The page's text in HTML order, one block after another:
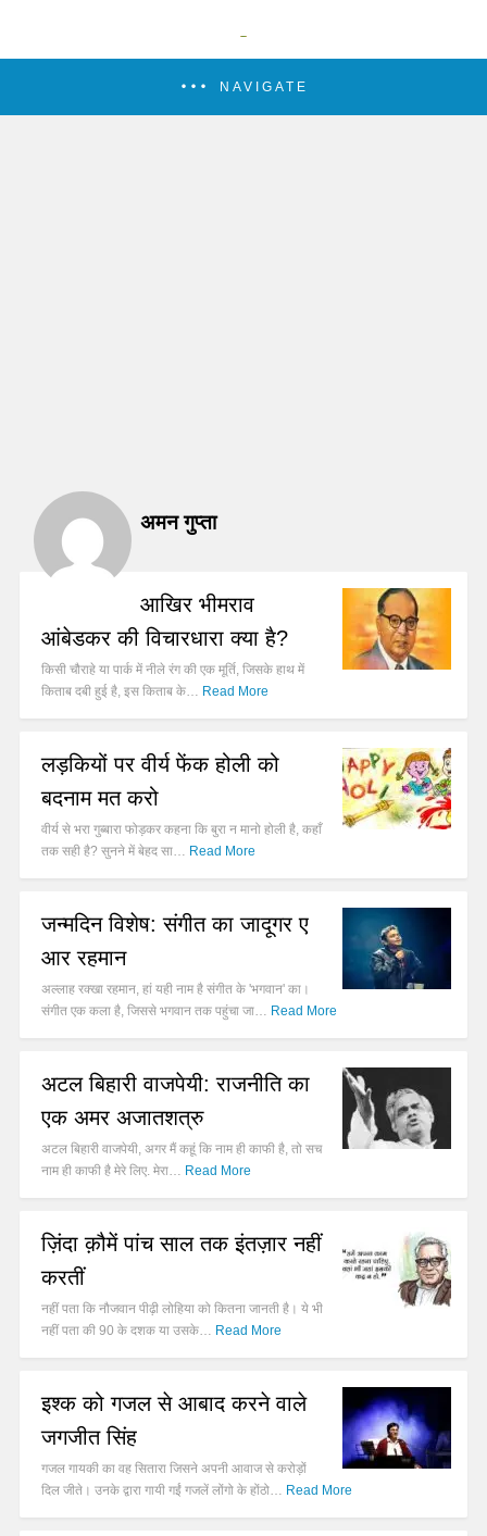
NAVIGATE
अमन गुप्ता
आखिर भीमराव
आंबेडकर की विचारधारा क्या है?
किसी चौराहे या पार्क में नीले रंग की एक मूर्ति, जिसके हाथ में
किताब दबी हुई है, इस किताब के… Read More
लड़कियों पर वीर्य फेंक होली को
बदनाम मत करो
वीर्य से भरा गुब्बारा फोड़कर कहना कि बुरा न मानो होली है, कहाँ
तक सही है? सुनने में बेहद सा… Read More
जन्मदिन विशेष: संगीत का जादूगर ए
आर रहमान
अल्लाह रक्खा रहमान, हां यही नाम है संगीत के 'भगवान' का।
संगीत एक कला है, जिससे भगवान तक पहुंचा जा… Read More
अटल बिहारी वाजपेयी: राजनीति का
एक अमर अजातशत्रु
अटल बिहारी वाजपेयी, अगर मैं कहूं कि नाम ही काफी है, तो सच
नाम ही काफी है मेरे लिए. मेरा… Read More
ज़िंदा क़ौमें पांच साल तक इंतज़ार नहीं
करतीं
नहीं पता कि नौजवान पीढ़ी लोहिया को कितना जानती है। ये भी
नहीं पता की 90 के दशक या उसके… Read More
इश्क को गजल से आबाद करने वाले
जगजीत सिंह
गजल गायकी का वह सितारा जिसने अपनी आवाज से करोड़ों
दिल जीते। उनके द्वारा गायी गईं गजलें लोंगो के होंठो… Read More